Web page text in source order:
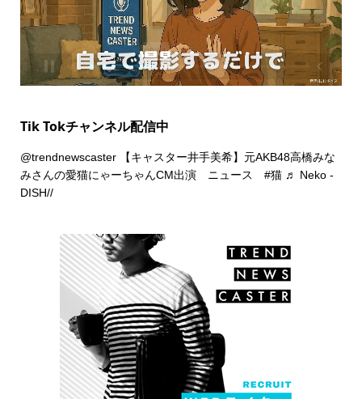
Tik Tokチャンネル配信中
@trendnewscaster【キャスター井手美希】元AKB48高橋みな
みさんの愛猫にゃーちゃんCM出演 ニュース #猫 ♬ Neko -
DISH//